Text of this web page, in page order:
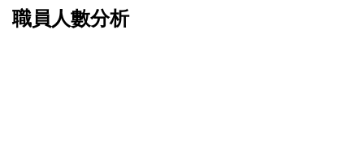
職員人數分析